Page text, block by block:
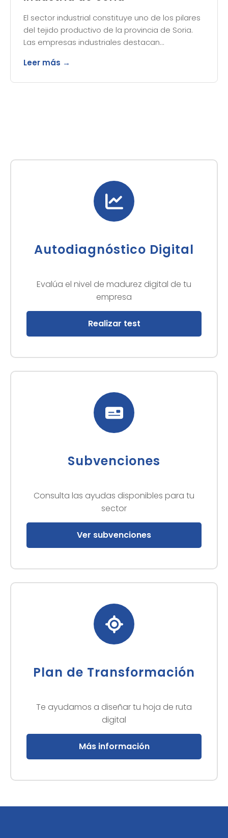
El sector industrial constituye uno de los pilares
del tejido productivo de la provincia de Soria.
Las empresas industriales destacan…
Leer más →
Autodiagnóstico Digital
Evalúa el nivel de madurez digital de tu
empresa
Realizar test
Subvenciones
Consulta las ayudas disponibles para tu
sector
Ver subvenciones
Plan de Transformación
Te ayudamos a diseñar tu hoja de ruta
digital
Más información